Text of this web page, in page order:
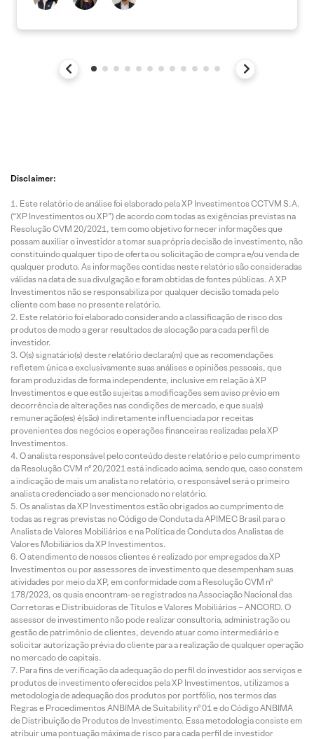
Disclaimer:
Este relatório de análise foi elaborado pela XP Investimentos CCTVM S.A.
(“XP Investimentos ou XP”) de acordo com todas as exigências previstas na
Resolução CVM 20/2021, tem como objetivo fornecer informações que
possam auxiliar o investidor a tomar sua própria decisão de investimento, não
constituindo qualquer tipo de oferta ou solicitação de compra e/ou venda de
qualquer produto. As informações contidas neste relatório são consideradas
válidas na data de sua divulgação e foram obtidas de fontes públicas. A XP
Investimentos não se responsabiliza por qualquer decisão tomada pelo
cliente com base no presente relatório.
Este relatório foi elaborado considerando a classificação de risco dos
produtos de modo a gerar resultados de alocação para cada perfil de
investidor.
O(s) signatário(s) deste relatório declara(m) que as recomendações
refletem única e exclusivamente suas análises e opiniões pessoais, que
foram produzidas de forma independente, inclusive em relação à XP
Investimentos e que estão sujeitas a modificações sem aviso prévio em
decorrência de alterações nas condições de mercado, e que sua(s)
remuneração(es) é(são) indiretamente influenciada por receitas
provenientes dos negócios e operações financeiras realizadas pela XP
Investimentos.
O analista responsável pelo conteúdo deste relatório e pelo cumprimento
da Resolução CVM nº 20/2021 está indicado acima, sendo que, caso constem
a indicação de mais um analista no relatório, o responsável será o primeiro
analista credenciado a ser mencionado no relatório.
Os analistas da XP Investimentos estão obrigados ao cumprimento de
todas as regras previstas no Código de Conduta da APIMEC Brasil para o
Analista de Valores Mobiliários e na Política de Conduta dos Analistas de
Valores Mobiliários da XP Investimentos.
O atendimento de nossos clientes é realizado por empregados da XP
Investimentos ou por assessores de investimento que desempenham suas
atividades por meio da XP, em conformidade com a Resolução CVM nº
178/2023, os quais encontram-se registrados na Associação Nacional das
Corretoras e Distribuidoras de Títulos e Valores Mobiliários – ANCORD. O
assessor de investimento não pode realizar consultoria, administração ou
gestão de patrimônio de clientes, devendo atuar como intermediário e
solicitar autorização prévia do cliente para a realização de qualquer operação
no mercado de capitais.
Para fins de verificação da adequação do perfil do investidor aos serviços e
produtos de investimento oferecidos pela XP Investimentos, utilizamos a
metodologia de adequação dos produtos por portfólio, nos termos das
Regras e Procedimentos ANBIMA de Suitability nº 01 e do Código ANBIMA
de Distribuição de Produtos de Investimento. Essa metodologia consiste em
atribuir uma pontuação máxima de risco para cada perfil de investidor